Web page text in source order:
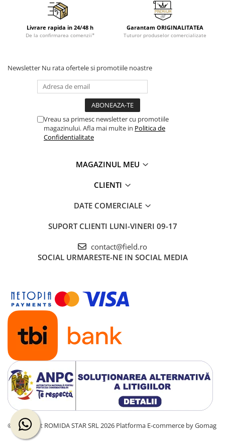
Livrare rapida in 24/48 h
De la confirmarea comenzii*
Garantam ORIGINALITATEA
Tuturor produselor comercializate
Newsletter Nu rata ofertele si promotiile noastre
Vreau sa primesc newsletter cu promotiile
magazinului. Afla mai multe in Politica de
Confidentialitate
MAGAZINUL MEU
CLIENTI
DATE COMERCIALE
SUPORT CLIENTI LUNI-VINERI 09-17
contact@field.ro
SOCIAL URMARESTE-NE IN SOCIAL MEDIA
©Copyright ROMIDA STAR SRL 2026 Platforma E-commerce by Gomag